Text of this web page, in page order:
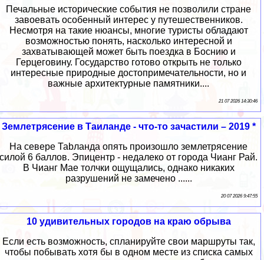
Печальные исторические события не позволили стране
завоевать особенный интерес у путешественников.
Несмотря на такие нюансы, многие туристы обладают
возможностью понять, насколько интересной и
захватывающей может быть поездка в Боснию и
Герцеговину. Государство готово открыть не только
интересные природные достопримечательности, но и
важные архитектурные памятники....
21 07 2026 14:30:46
Землетрясение в Таиланде - что-то зачастили – 2019 *
На севере Таbланда опять произошло землетрясение
силой 6 баллов. Эпицентр - недалеко от города Чианг Рай.
В Чианг Мае толчки ощущались, однако никаких
разрушений не замечено ......
20 07 2026 9:47:55
10 удивительных городов на краю обрыва
Если есть возможность, спланируйте свои маршруты так,
чтобы побывать хотя бы в одном месте из списка самых